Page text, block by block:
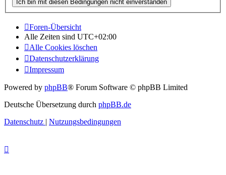
Foren-Übersicht
Alle Zeiten sind UTC+02:00
Alle Cookies löschen
Datenschutzerklärung
Impressum
Powered by phpBB® Forum Software © phpBB Limited
Deutsche Übersetzung durch phpBB.de
Datenschutz | Nutzungsbedingungen